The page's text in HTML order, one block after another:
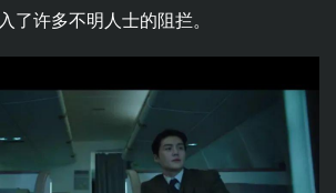
了许多不明人士的阻拦。